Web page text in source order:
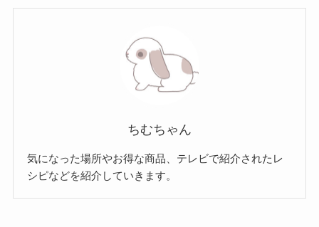
ちむちゃん
気になった場所やお得な商品、テレビで紹介されたレ
シピなどを紹介していきます。